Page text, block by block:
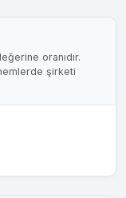
oranıdır.
şirketi